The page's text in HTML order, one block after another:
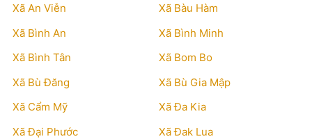
Xã An Viễn
Xã Bàu Hàm
Xã Bình An
Xã Bình Minh
Xã Bình Tân
Xã Bom Bo
Xã Bù Đăng
Xã Bù Gia Mập
Xã Cẩm Mỹ
Xã Đa Kia
Xã Đại Phước
Xã Đak Lua